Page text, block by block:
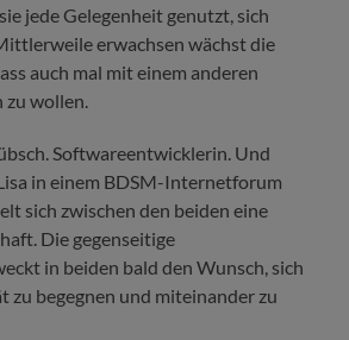
jede Gelegenheit genutzt, sich
erwachsen wächst die
auch mal mit einem anderen
zu wollen.
Softwareentwicklerin. Und
in einem BDSM-Internetforum
sich zwischen den beiden eine
Die gegenseitige
in beiden bald den Wunsch, sich
zu begegnen und miteinander zu